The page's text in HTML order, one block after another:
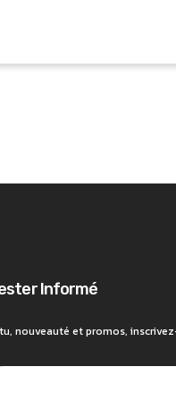
Informé
nouveauté et promos,